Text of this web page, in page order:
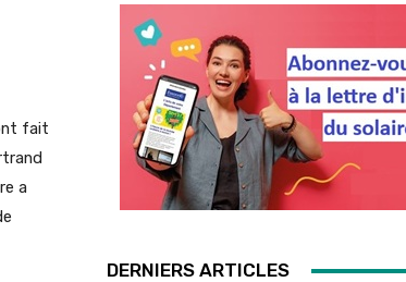
fait
a
DERNIERS ARTICLES